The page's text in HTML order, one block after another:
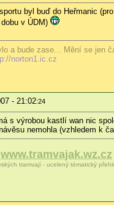
byl buď do Heřmanic
v ÚDM)
a bude zase... Mění se jen
norton1.ic.cz
- 21:02:24
s výrobou kastlí wan nic
nemohla (vzhledem k
www.tramvajak.wz.cz
tramvají - ucelený tématický